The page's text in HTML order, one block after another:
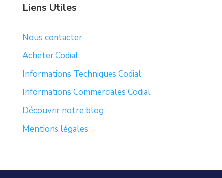
Liens Utiles
Nous contacter
Acheter Codial
Informations Techniques Codial
Informations Commerciales Codial
Découvrir notre blog
Mentions légales